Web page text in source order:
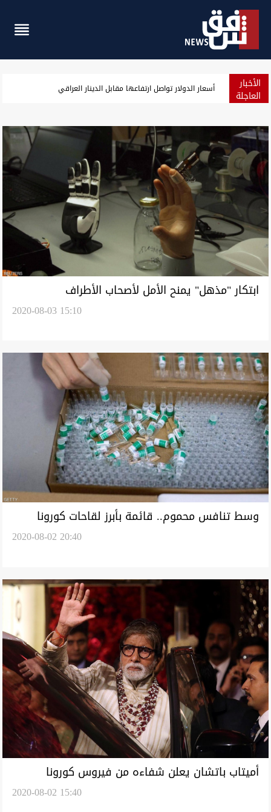
الأخبار
العاجلة الداخلية العراقية لـ شفق نيوز: لا تعليمات لحظر التجوال نهاية أيلول
ابتكار "مذهل" يمنح الأمل لأصحاب الأطراف
2020-08-03 15:10
وسط تنافس محموم.. قائمة بأبرز لقاحات كورونا
2020-08-02 20:40
أميتاب باتشان يعلن شفاءه من فيروس كورونا
2020-08-02 15:40